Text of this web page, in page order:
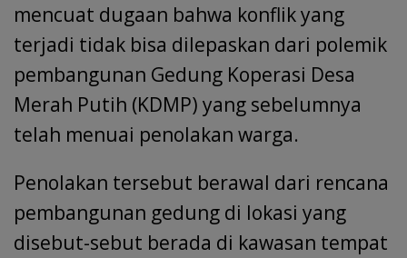
mencuat dugaan bahwa konflik yang
terjadi tidak bisa dilepaskan dari polemik
pembangunan Gedung Koperasi Desa
Merah Putih (KDMP) yang sebelumnya
telah menuai penolakan warga.
Penolakan tersebut berawal dari rencana
pembangunan gedung di lokasi yang
disebut-sebut berada di kawasan tempat